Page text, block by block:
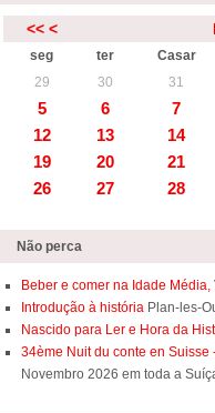
<< <
seg ter Casar
29
30 31
5
6 7
12
13 14
19
20 21
26
27 28
Não perca
Beber e comer na Idade Média,
Introdução à história Plan-les-
Nascido para Ler e Hora da
34ème Nuit du conte en
Novembro 2026 em toda a